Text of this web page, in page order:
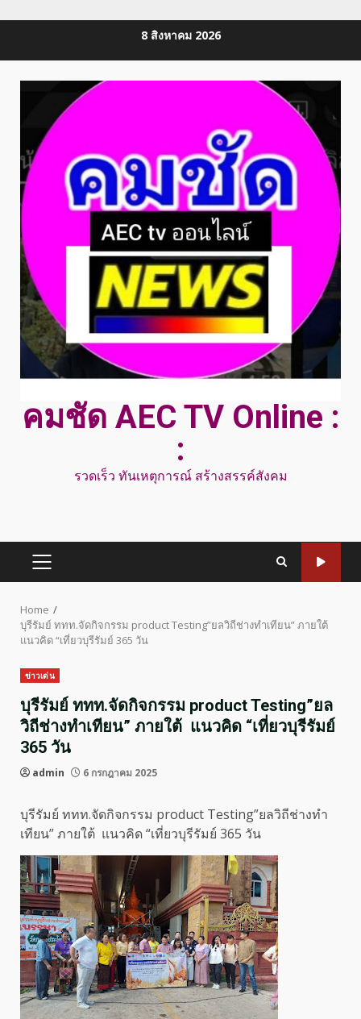
8 สิงหาคม 2026
คมชัด AEC TV Online :
:
รวดเร็ว ทันเหตุการณ์ สร้างสรรค์สังคม
PRIMARY
Home
บุรีรัมย์ ททท.จัดกิจกรรม product Testing”ยลวิถีช่างทำเทียน” ภายใต้
แนวคิด “เที่ยวบุรีรัมย์ 365 วัน
ข่าวเด่น
บุรีรัมย์ ททท.จัดกิจกรรม product Testing”ยล
วิถีช่างทำเทียน” ภายใต้ แนวคิด “เที่ยวบุรีรัมย์
365 วัน
admin 6 กรกฎาคม 2025
บุรีรัมย์ ททท.จัดกิจกรรม product Testing”ยลวิถีช่างทำ
เทียน” ภายใต้ แนวคิด “เที่ยวบุรีรัมย์ 365 วัน